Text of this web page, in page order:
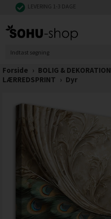
LEVERING 1-3 DAGE
Forside › BOLIG & DEKORATION
LÆRREDSPRINT › Dyr